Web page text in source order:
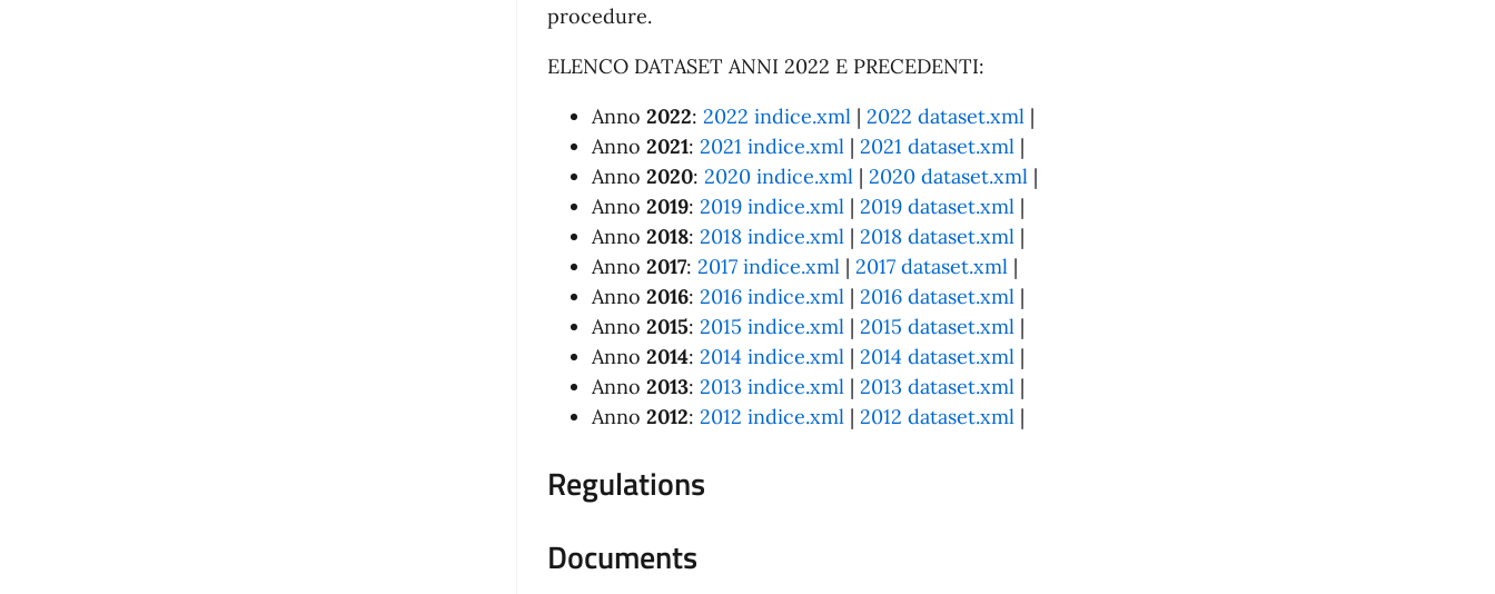
procedure.
ELENCO DATASET ANNI 2022 E PRECEDENTI:
Anno2022:2022 indice.xml |2022 dataset.xml |
Anno2021:2021 indice.xml |2021 dataset.xml |
Anno2020:2020 indice.xml |2020 dataset.xml |
Anno2019:2019 indice.xml |2019 dataset.xml |
Anno2018:2018 indice.xml |2018 dataset.xml |
Anno2017:2017 indice.xml |2017 dataset.xml |
Anno2016:2016 indice.xml |2016 dataset.xml |
Anno2015:2015 indice.xml |2015 dataset.xml |
Anno2014:2014 indice.xml |2014 dataset.xml |
Anno2013:2013 indice.xml |2013 dataset.xml |
Anno2012:2012 indice.xml |2012 dataset.xml |
Regulations
Documents